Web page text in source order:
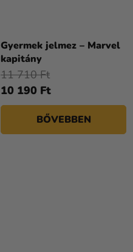
Gyermek jelmez – Marvel
kapitány
termék
5,0
csillag.
10 190 Ft
11 710 Ft
BŐVEBBEN